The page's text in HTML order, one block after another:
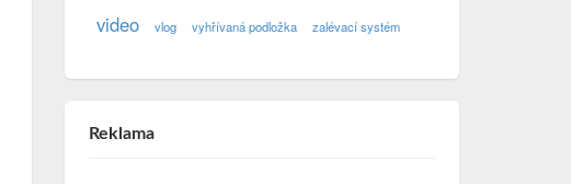
video vlog vyhřívaná podložka zalévací systém
Reklama